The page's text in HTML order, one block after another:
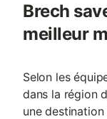
Brech
meilleur
Selon les
dans la région
une